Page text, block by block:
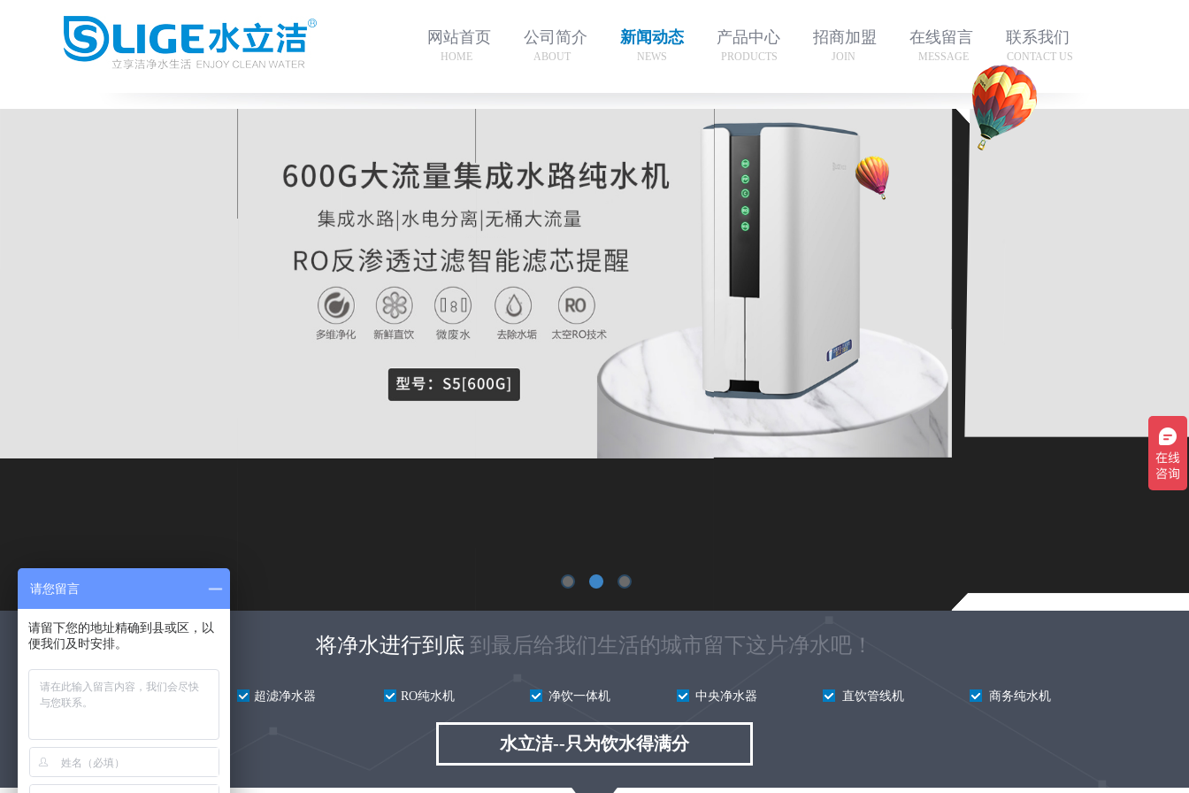
ABOUT
网站首页 公司简介 新闻动态 产品中心 招商加盟 在线留言 联系我们
HOME NEWS PRODUCTS MESSAGE CONTACT US
JOIN
水立洁--只为饮水得满分
将净水进行到底 到最后给我们生活的城市留下这片净水吧！
超滤净水器 RO纯水机 净饮一体机 直饮管线机 商务纯水机
前置净水器 中央净水器
请您留言
请留下您的地址精确到县或区，以
便我们及时安排。